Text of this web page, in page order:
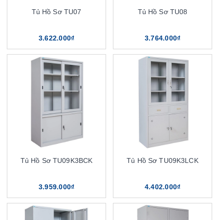
Tủ Hồ Sơ TU07
3.622.000₫
Tủ Hồ Sơ TU08
3.764.000₫
Tủ Hồ Sơ TU09K3BCK
3.959.000₫
Tủ Hồ Sơ TU09K3LCK
4.402.000₫